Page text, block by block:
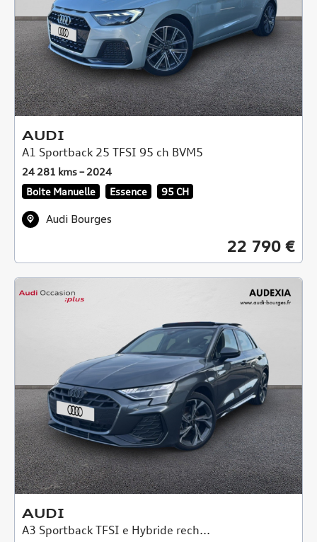
AUDI
A1 Sportback 25 TFSI 95 ch BVM5
24 281 kms – 2024
Boite Manuelle
Essence 95 CH
Audi Bourges
22 790 €
AUDI
A3 Sportback TFSI e Hybride rech...